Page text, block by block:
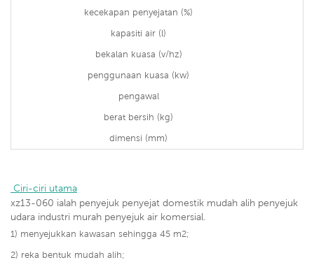
kecekapan penyejatan (%)
kapasiti air (l)
bekalan kuasa (v/hz)
penggunaan kuasa (kw)
pengawal
berat bersih (kg)
dimensi (mm)
Ciri-ciri utama
xz13-060 ialah penyejuk penyejat domestik mudah alih penyejuk
udara industri murah penyejuk air komersial.
1) menyejukkan kawasan sehingga 45 m2;
2) reka bentuk mudah alih;